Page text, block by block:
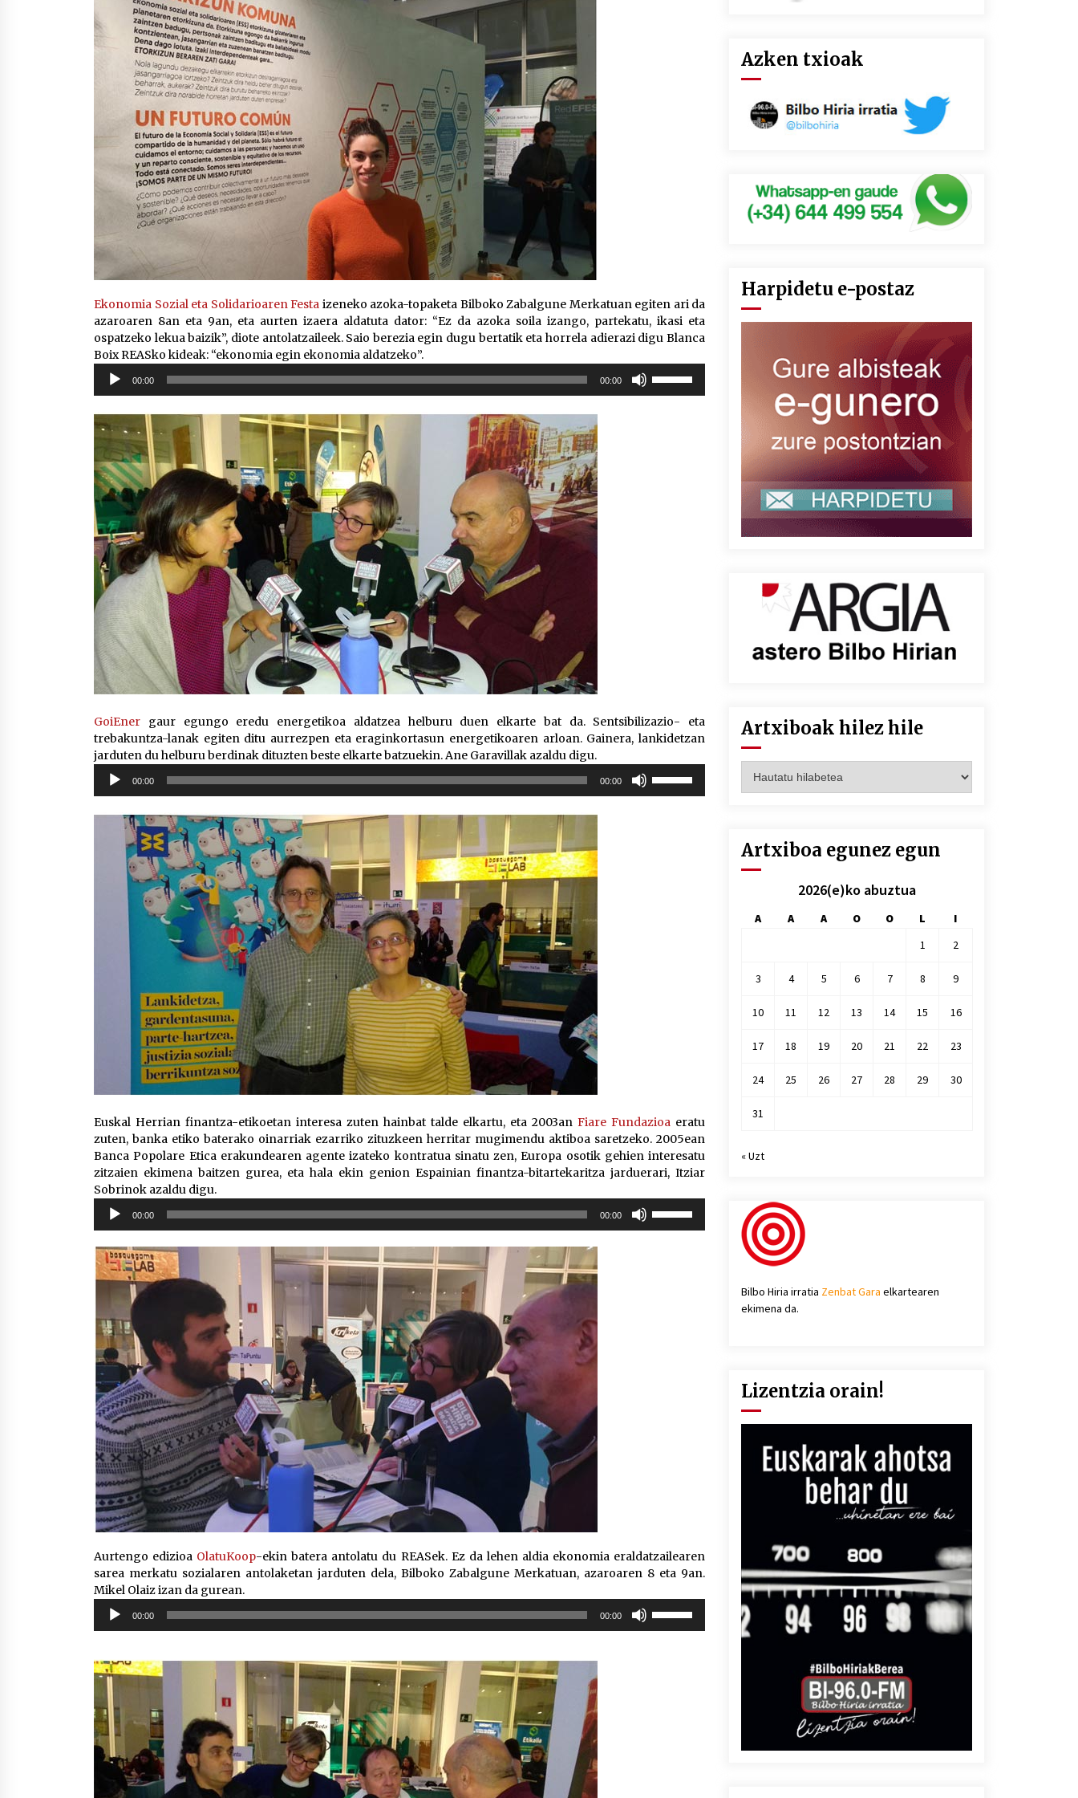
Ekonomia Sozial eta Solidarioaren Festa izeneko azoka-topaketa Bilboko Zabalgune Merkatuan egiten ari da
azaroaren 8an eta 9an, eta aurten izaera aldatuta dator: “Ez da azoka soila izango, partekatu, ikasi eta
ospatzeko lekua baizik”, diote antolatzaileek. Saio berezia egin dugu bertatik eta horrela adierazi digu Blanca
Boix REASko kideak: “ekonomia egin ekonomia aldatzeko”.
Soinu
erreproduzigailua
00:00 00:00
GoiEner gaur egungo eredu energetikoa aldatzea helburu duen elkarte bat da. Sentsibilizazio- eta
trebakuntza-lanak egiten ditu aurrezpen eta eraginkortasun energetikoaren arloan. Gainera, lankidetzan
jarduten du helburu berdinak dituzten beste elkarte batzuekin. Ane Garavillak azaldu digu.
Soinu
erreproduzigailua
00:00 00:00
Euskal Herrian finantza-etikoetan interesa zuten hainbat talde elkartu, eta 2003an Fiare Fundazioa eratu
zuten, banka etiko baterako oinarriak ezarriko zituzkeen herritar mugimendu aktiboa saretzeko. 2005ean
Banca Popolare Etica erakundearen agente izateko kontratua sinatu zen, Europa osotik gehien interesatu
zitzaien ekimena baitzen gurea, eta hala ekin genion Espainian finantza-bitartekaritza jarduerari, Itziar
Sobrinok azaldu digu.
Soinu
erreproduzigailua
00:00 00:00
Aurtengo edizioa OlatuKoop-ekin batera antolatu du REASek. Ez da lehen aldia ekonomia eraldatzailearen
sarea merkatu sozialaren antolaketan jarduten dela, Bilboko Zabalgune Merkatuan, azaroaren 8 eta 9an.
Mikel Olaiz izan da gurean.
Soinu
erreproduzigailua
00:00 00:00
Azken txioak
Harpidetu e-postaz
Artxiboak hilez hile
hilez
Artxiboa egunez egun
2026(e)ko abuztua
A A A O O L
I
1
2
3 4 5 6 7 8 9
10 11 12 13 14 15 16
17 18 19 20 21 22 23
24 25 26 27 28 29 30
31
« Uzt
Bilbo Hiria irratia Zenbat Gara elkartearen
ekimena da.
Lizentzia orain!